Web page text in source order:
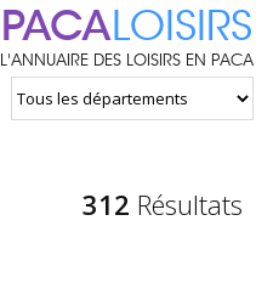
PACALOISIRS
L'ANNUAIRE DES LOISIRS EN PACA
312 Résultats